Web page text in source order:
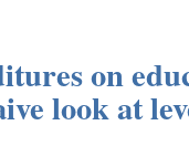
on
look at